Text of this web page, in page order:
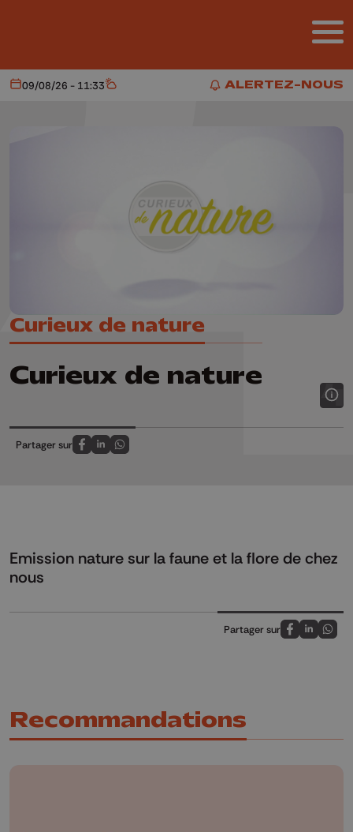
ALERTEZ-NOUS
ALERTEZ-NOUS
Aujourd'hui
09/08/26 - 11:33 Météo
Curieux de nature
Curieux de nature
Partager sur
Partagez sur FaceBook
Partagez sur LinkedIn
Partagez sur Whatsapp
Emission nature sur la faune et la flore de chez
nous
Partager sur
Partagez sur
Partagez
Recommandations